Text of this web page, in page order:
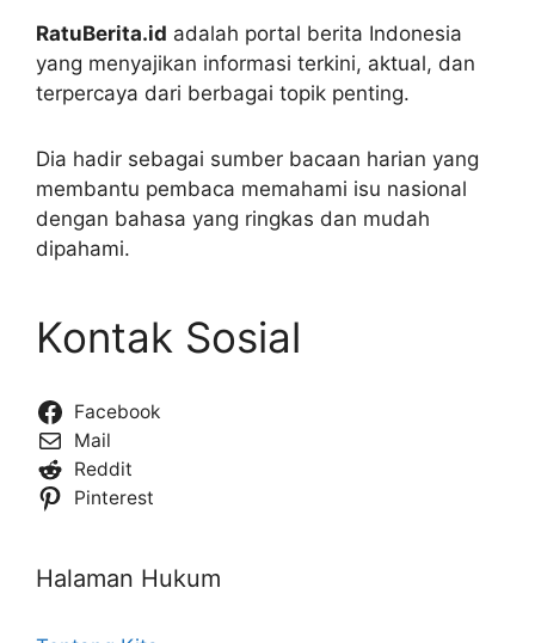
RatuBerita.id adalah portal berita Indonesia
yang menyajikan informasi terkini, aktual, dan
terpercaya dari berbagai topik penting.
Dia hadir sebagai sumber bacaan harian yang
membantu pembaca memahami isu nasional
dengan bahasa yang ringkas dan mudah
dipahami.
Kontak Sosial
Facebook
Mail
Reddit
Pinterest
Halaman Hukum